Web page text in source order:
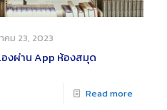
คม 23, 2023
งผ่าน App ห้องสมุด
Read more